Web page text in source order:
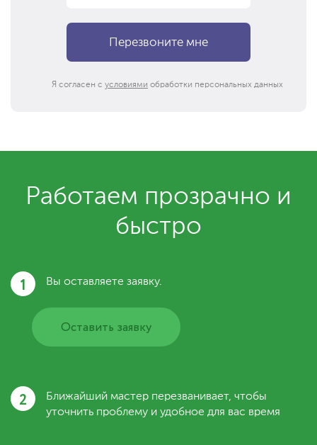
Я согласен с условиями обработки персональных данных
Работаем прозрачно и
быстро
1 Вы оставляете заявку.
Оставить заявку
2
Ближайший мастер перезванивает, чтобы
уточнить проблему и удобное для вас время